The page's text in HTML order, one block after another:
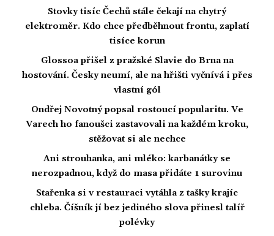
Stovky tisíc Čechů stále čekají na chytrý
elektroměr. Kdo chce předběhnout frontu, zaplatí
tisíce korun
Glossoa přišel z pražské Slavie do Brna na
hostování. Česky neumí, ale na hřišti vyčnívá i přes
vlastní gól
Ondřej Novotný popsal rostoucí popularitu. Ve
Varech ho fanoušci zastavovali na každém kroku,
stěžovat si ale nechce
Ani strouhanka, ani mléko: karbanátky se
nerozpadnou, když do masa přidáte 1 surovinu
Stařenka si v restauraci vytáhla z tašky krajíc
chleba. Číšník jí bez jediného slova přinesl talíř
polévky